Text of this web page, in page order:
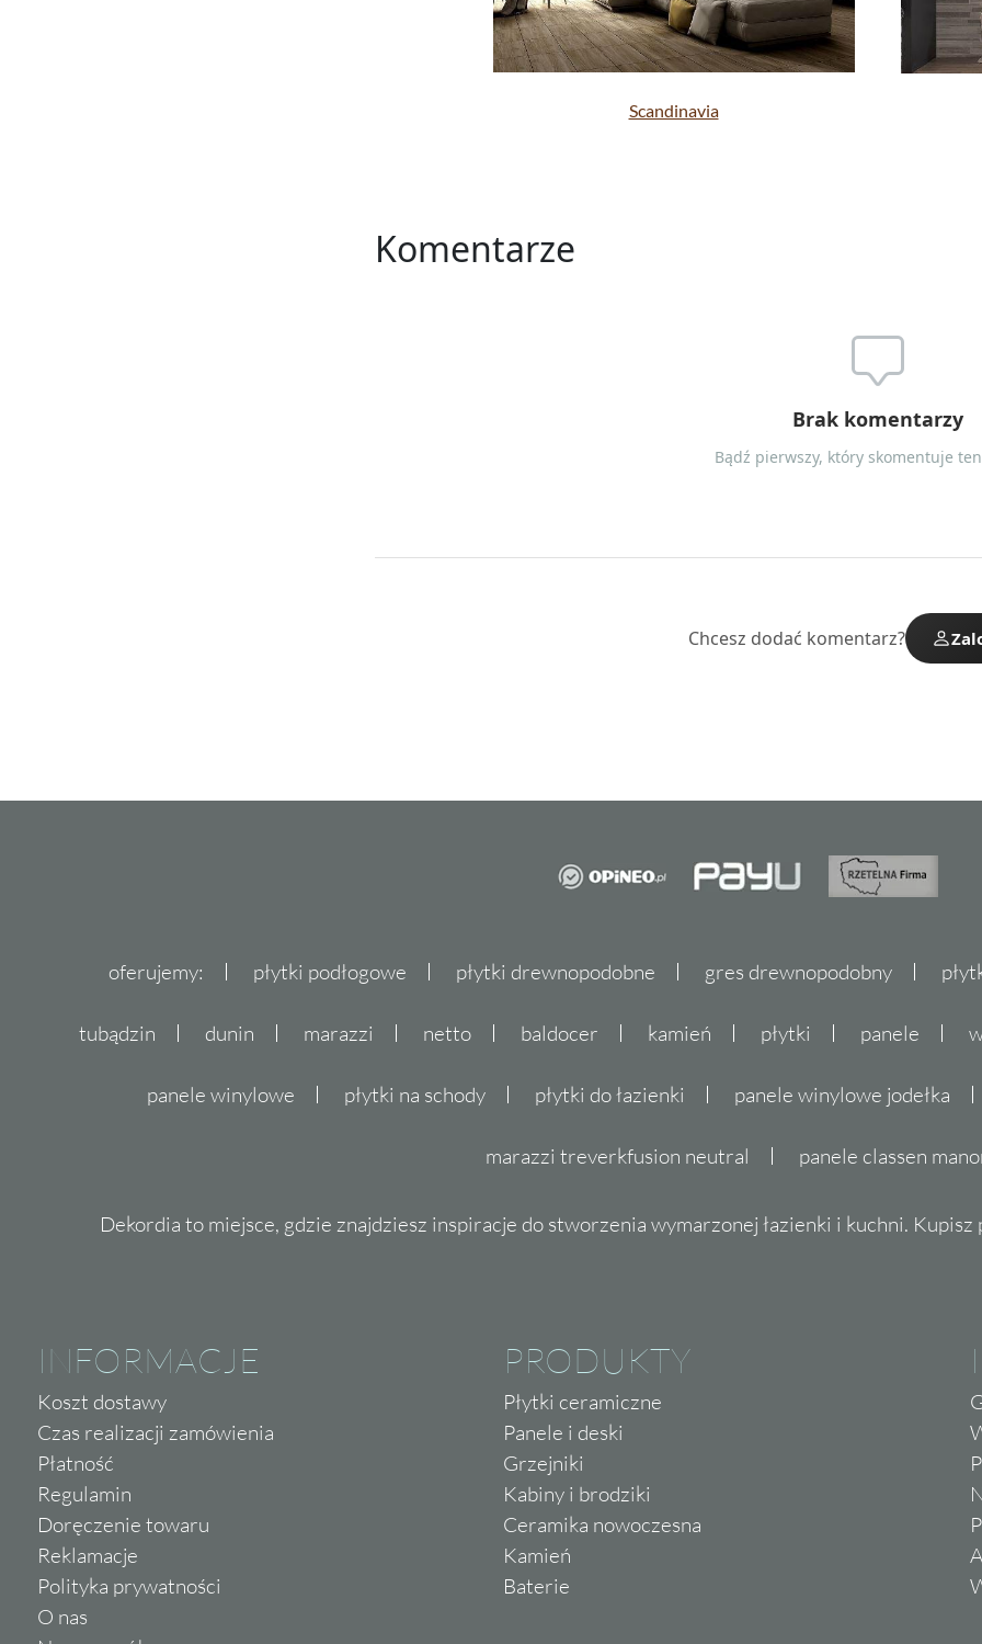
Scandinavia
Komentarze
Brak komentarzy
Bądź pierwszy, który skomentuje
Chcesz dodać komentarz?
oferujemy: płytki podłogowe płytki drewnopodobne gres drewnopodobny
tubądzin dunin marazzi netto baldocer kamień płytki panele
panele winylowe płytki na schody płytki do łazienki panele winylowe jodełka
marazzi treverkfusion neutral panele classen
Dekordia to miejsce, gdzie znajdziesz inspiracje do stworzenia wymarzonej łazienki i kuchni.
INFORMACJE
Koszt dostawy
Czas realizacji zamówienia
Płatność
Regulamin
Doręczenie towaru
Reklamacje
Polityka prywatności
O nas
PRODUKTY
Płytki ceramiczne
Panele i deski
Grzejniki
Kabiny i brodziki
Ceramika nowoczesna
Kamień
Baterie